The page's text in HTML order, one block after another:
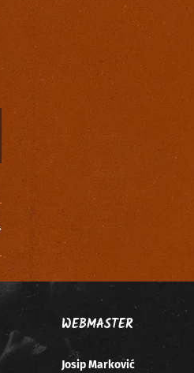
WEBMASTER
Josip Marković